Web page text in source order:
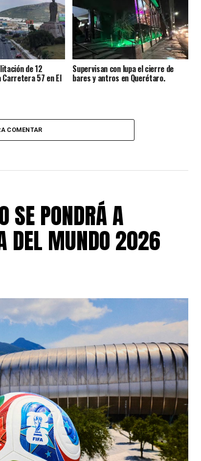
de 12
57 en El
Supervisan con lupa el cierre de
bares y antros en Querétaro.
COMENTAR
SE PONDRÁ A
DEL MUNDO 2026